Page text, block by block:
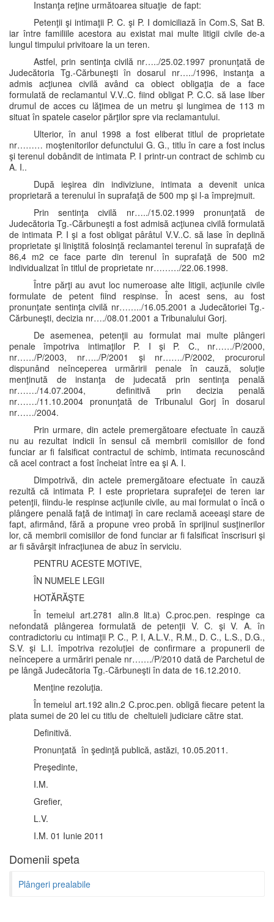
Instanţa reţine următoarea situaţie de fapt:
Petenţii şi intimaţii P. C. şi P. I domiciliază în Com.S, Sat B.
iar între familiile acestora au existat mai multe litigii civile de-a
lungul timpului privitoare la un teren.
Astfel, prin sentinţa civilă nr…../25.02.1997 pronunţată de
Judecătoria Tg.-Cărbuneşti în dosarul nr…../1996, instanţa a
admis acţiunea civilă având ca obiect obligaţia de a face
formulată de reclamantul V.V..C. fiind obligat P. C.C. să lase liber
drumul de acces cu lăţimea de un metru şi lungimea de 113 m
situat în spatele caselor părţilor spre via reclamantului.
Ulterior, în anul 1998 a fost eliberat titlul de proprietate
nr……… moştenitorilor defunctului G. G., titlu în care a fost inclus
şi terenul dobândit de intimata P. I printr-un contract de schimb cu
A. I..
După ieşirea din indiviziune, intimata a devenit unica
proprietară a terenului în suprafaţă de 500 mp şi l-a împrejmuit.
Prin sentinţa civilă nr…../15.02.1999 pronunţată de
Judecătoria Tg.-Cărbuneşti a fost admisă acţiunea civilă formulată
de intimata P. I şi a fost obligat pârâtul V.V..C. să lase în deplină
proprietate şi liniştită folosinţă reclamantei terenul în suprafaţă de
86,4 m2 ce face parte din terenul în suprafaţă de 500 m2
individualizat în titlul de proprietate nr………/22.06.1998.
Între părţi au avut loc numeroase alte litigii, acţiunile civile
formulate de petent fiind respinse. În acest sens, au fost
pronunţate sentinţa civilă nr……../16.05.2001 a Judecătoriei Tg.-
Cărbuneşti, decizia nr…./08.01.2001 a Tribunalului Gorj.
De asemenea, petenţii au formulat mai multe plângeri
penale împotriva intimaţilor P. I şi P. C., nr……/P/2000,
nr……/P/2003, nr…../P/2001 şi nr……./P/2002, procurorul
dispunând neînceperea urmăririi penale în cauză, soluţie
menţinută de instanţa de judecată prin sentinţa penală
nr……./14.07.2004, definitivă prin decizia penală
nr……./11.10.2004 pronunţată de Tribunalul Gorj în dosarul
nr……/2004.
Prin urmare, din actele premergătoare efectuate în cauză
nu au rezultat indicii în sensul că membrii comisiilor de fond
funciar ar fi falsificat contractul de schimb, intimata recunoscând
că acel contract a fost încheiat între ea şi A. I.
Dimpotrivă, din actele premergătoare efectuate în cauză
rezultă că intimata P. I este proprietara suprafeţei de teren iar
petenţii, fiindu-le respinse acţiunile civile, au mai formulat o încă o
plângere penală faţă de intimaţi în care reclamă aceeaşi stare de
fapt, afirmând, fără a propune vreo probă în sprijinul susţinerilor
lor, că membrii comisiilor de fond funciar ar fi falsificat înscrisuri şi
ar fi săvârşit infracţiunea de abuz în serviciu.
PENTRU ACESTE MOTIVE,
ÎN NUMELE LEGII
HOTĂRĂŞTE
În temeiul art.2781 alin.8 lit.a) C.proc.pen. respinge ca
nefondată plângerea formulată de petenţii V. C. şi V. A. în
contradictoriu cu intimaţii P. C., P. I, A.L.V., R.M., D. C., L.S., D.G.,
S.V. şi L.I. împotriva rezoluţiei de confirmare a propunerii de
neîncepere a urmăriri penale nr……./P/2010 dată de Parchetul de
pe lângă Judecătoria Tg.-Cărbuneşti în data de 16.12.2010.
Menţine rezoluţia.
În temeiul art.192 alin.2 C.proc.pen. obligă fiecare petent la
plata sumei de 20 lei cu titlu de cheltuieli judiciare către stat.
Definitivă.
Pronunţată în şedinţă publică, astăzi, 10.05.2011.
Preşedinte,
I.M.
Grefier,
L.V.
I.M. 01 Iunie 2011
Domenii speta
Plângeri prealabile